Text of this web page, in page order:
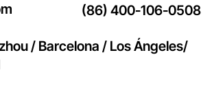
(86) 400-106-0508
/ Barcelona / Los Ángeles/